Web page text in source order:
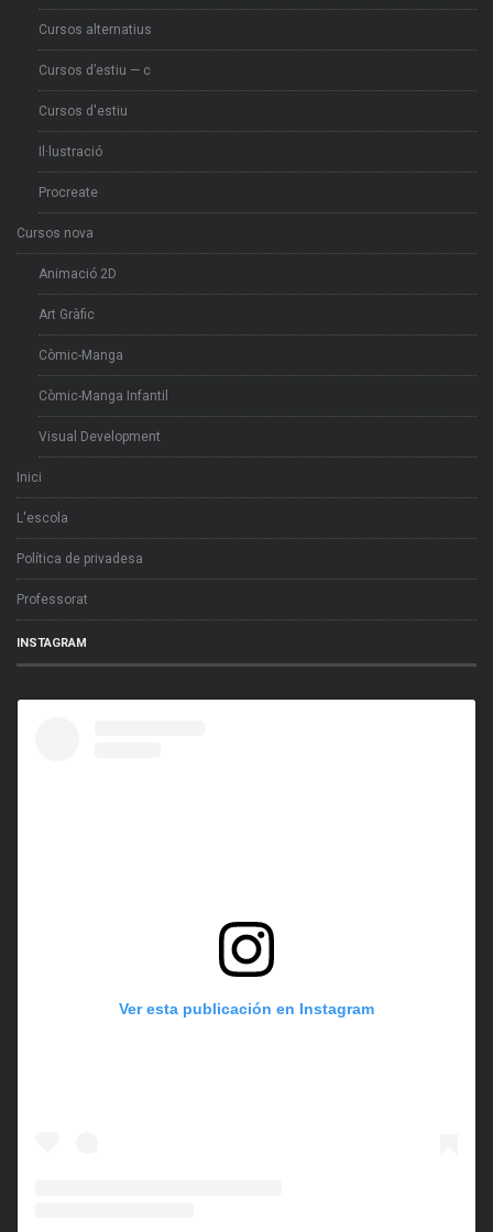
Cursos alternatius
Cursos d’estiu — c
Cursos d'estiu
Il·lustració
Procreate
Cursos nova
Animació 2D
Art Gràfic
Còmic-Manga
Còmic-Manga Infantil
Visual Development
Inici
L'escola
Política de privadesa
Professorat
INSTAGRAM
Ver esta publicación en Instagram